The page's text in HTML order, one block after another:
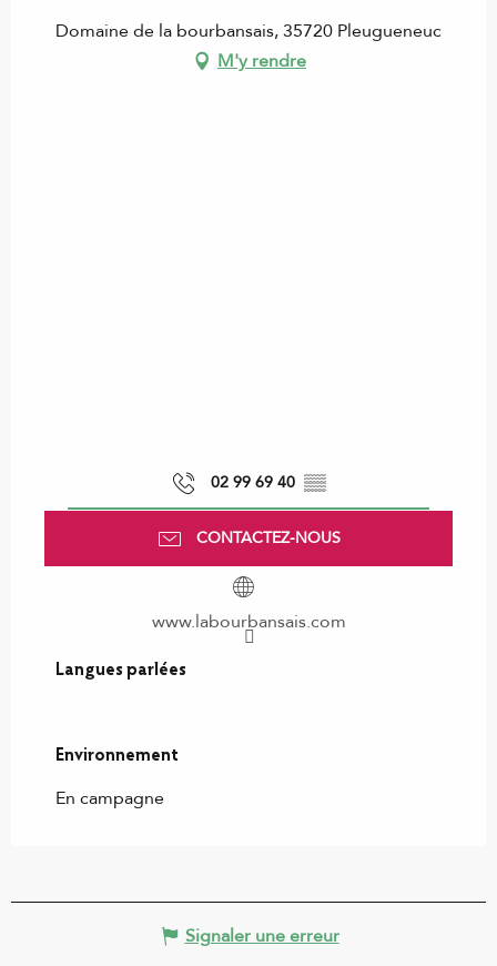
Domaine de la bourbansais, 35720 Pleugueneuc
M'y rendre
02 99 69 40 ▒▒
CONTACTEZ-NOUS
www.labourbansais.com
Langues parlées
Langues parlées
Environnement
Environnement
En campagne
Signaler une erreur